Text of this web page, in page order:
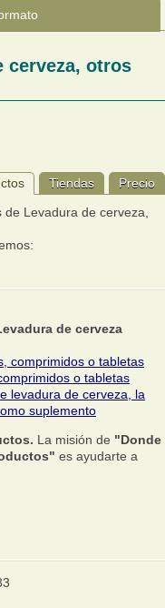
cerveza, otros
Precio
Tiendas
Levadura de cerveza,
de cerveza
o tabletas
levadura de cerveza, la
suplemento
La misión de "Donde
es ayudarte a